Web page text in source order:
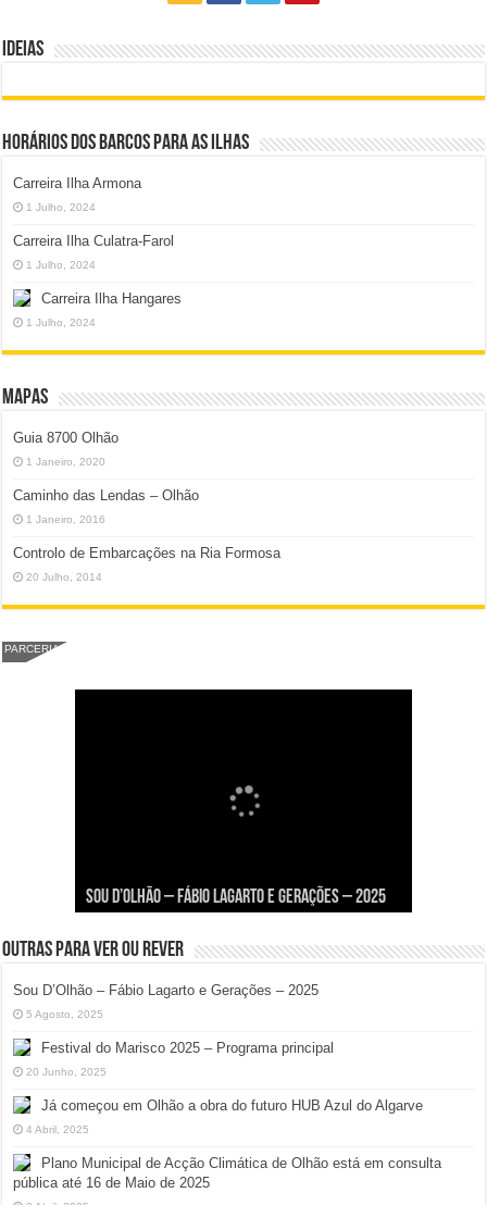
Ideias
Horários dos Barcos para as Ilhas
Carreira Ilha Armona
1 Julho, 2024
Carreira Ilha Culatra-Farol
1 Julho, 2024
Carreira Ilha Hangares
1 Julho, 2024
Mapas
Guia 8700 Olhão
1 Janeiro, 2020
Caminho das Lendas – Olhão
1 Janeiro, 2016
Controlo de Embarcações na Ria Formosa
20 Julho, 2014
PARCERIA
Sou D’Olhão – Fábio Lagarto e Gerações – 2025
Comida e Diversão à Beira-Ria!
Armona
na Ilha dos Hangares
Mais Um de Aventura e Diversão!
Outras para ver ou rever
Sou D’Olhão – Fábio Lagarto e Gerações – 2025
5 Agosto, 2025
Festival do Marisco 2025 – Programa principal
20 Junho, 2025
Já começou em Olhão a obra do futuro HUB Azul do Algarve
4 Abril, 2025
Plano Municipal de Acção Climática de Olhão está em consulta
pública até 16 de Maio de 2025